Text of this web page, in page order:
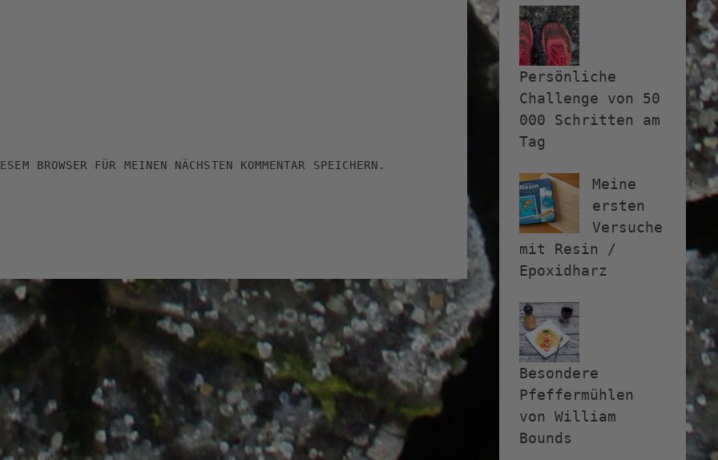
BROWSER FÜR MEINEN NÄCHSTEN KOMMENTAR SPEICHERN.
Persönliche
Challenge von 50
000 Schritten am
Tag
Meine
ersten
Versuche
mit Resin /
Epoxidharz
Besondere
Pfeffermühlen
von William
Bounds